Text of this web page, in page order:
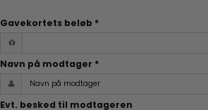
Gavekortets beløb *
Navn på modtager *
Evt. besked til modtageren